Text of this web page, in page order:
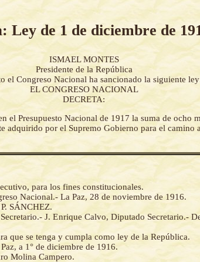
Ley de 1 de diciembre de
ISMAEL MONTES
Presidente de la República
el Congreso Nacional ha sancionado la siguiente
EL CONGRESO NACIONAL
DECRETA:
el Presupuesto Nacional de 1917 la suma de ocho
adquirido por el Supremo Gobierno para el camino
para los fines constitucionales.
Nacional.- La Paz, 28 de noviembre de 1916.
SÁNCHEZ.
J. Enrique Calvo, Diputado Secretario.-
que se tenga y cumpla como ley de la República.
a 1° de diciembre de 1916.
Molina Campero.